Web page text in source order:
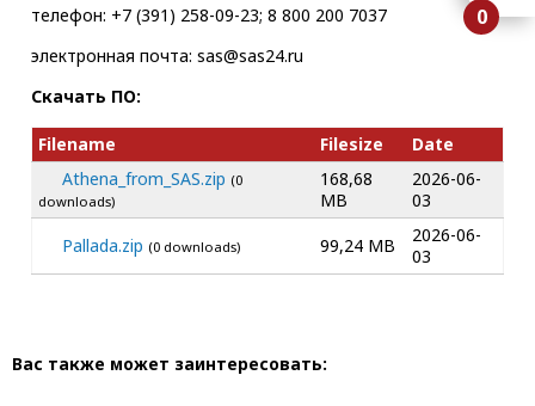
телефон: +7 (391) 258-09-23; 8 800 200 7037
электронная почта: sas@sas24.ru
Скачать ПО:
Filename Filesize
Date
Athena_from_SAS.zip (0
downloads)
168,68
MB
2026-06-
03
Pallada.zip (0 downloads) 99,24 MB
2026-06-
03
Вас также может заинтересовать:
0